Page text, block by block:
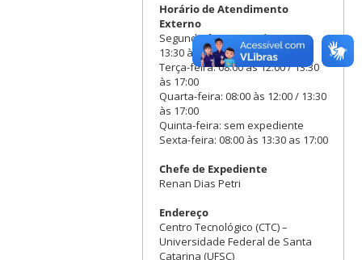
Horário de Atendimento
Externo
Segunda-feira: 08:00 às 12:00 /
13:30 às 17:00
Terça-feira: 08:00 às 12:00 / 13:30
às 17:00
Quarta-feira: 08:00 às 12:00 / 13:30
às 17:00
Quinta-feira: sem expediente
Sexta-feira: 08:00 às 13:30 as 17:00
Chefe de Expediente
Renan Dias Petri
Endereço
Centro Tecnológico (CTC) –
Universidade Federal de Santa
Catarina (UFSC)